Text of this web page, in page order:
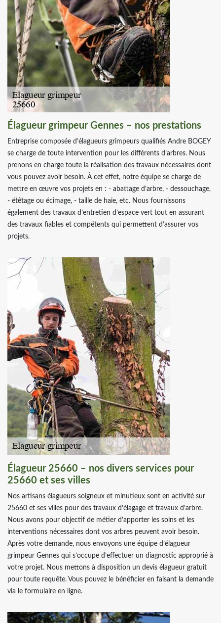
Élagueur grimpeur Gennes – nos prestations
Entreprise composée d’élagueurs grimpeurs qualifiés Andre BOGEY
se charge de toute intervention pour les différents d’arbres. Nous
prenons en charge toute la réalisation des travaux nécessaires dont
vous pouvez avoir besoin. À cet effet, notre équipe se charge de
mettre en œuvre vos projets en : - abattage d’arbre, - dessouchage,
- étêtage ou écimage, - taille de haie, etc. Nous fournissons
également des travaux d’entretien d’espace vert tout en assurant
des travaux fiables et compétents qui permettent d’assurer vos
projets.
Élagueur 25660 – nos divers services pour
25660 et ses villes
Nos artisans élagueurs soigneux et minutieux sont en activité sur
25660 et ses villes pour des travaux d’élagage et travaux d’arbre.
Nous avons pour objectif de métier d’apporter les soins et les
interventions nécessaires dont vos arbres peuvent avoir besoin.
Après votre demande, nous envoyons une équipe d’élagueur
grimpeur Gennes qui s’occupe d’effectuer un diagnostic approprié à
votre projet. Nous mettons à disposition un devis élagueur gratuit
pour toute requête. Vous pouvez le bénéficier en faisant la demande
via le formulaire en ligne.